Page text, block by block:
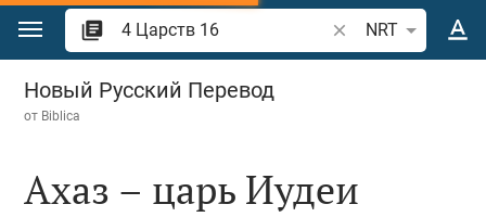
Перейти к содержанию
Поиск по отрывку
NRT
4 Царств 16
Новый Русский Перевод
от Biblica
Ахаз – царь Иудеи